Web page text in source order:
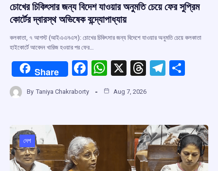
চোখের চিকিৎসার জন্য বিদেশ যাওয়ার অনুমতি চেয়ে ফের সুপ্রিম
কোর্টের দ্বারস্থ অভিষেক বন্দ্যোপাধ্যায়
কলকাতা, ৭ আগস্ট (আইএএনএস): চোখের চিকিৎসার জন্য বিদেশে যাওয়ার অনুমতি চেয়ে কলকাতা
হাইকোর্টে আবেদন খারিজ হওয়ার পর ফের…
Share
F
ce
o
o
k
W
h
at
A
X
T
e
d
s
T
a
m
By Taniya Chakraborty Aug 7, 2026
দেশ